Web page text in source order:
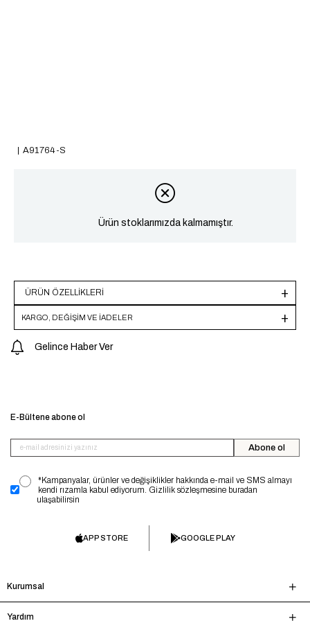
A91764-S
Ürün stoklarımızda kalmamıştır.
ÜRÜN ÖZELLIKLERI
KARGO, DEĞİŞİM VE İADELER
Gelince Haber Ver
E-Bültene abone ol
Abone ol
*Kampanyalar, ürünler ve değişiklikler hakkında e-mail ve SMS almayı
kendi rızamla kabul ediyorum. Gizlilik sözleşmesine buradan
ulaşabilirsin
APP STORE GOOGLE PLAY
Kurumsal
Yardım